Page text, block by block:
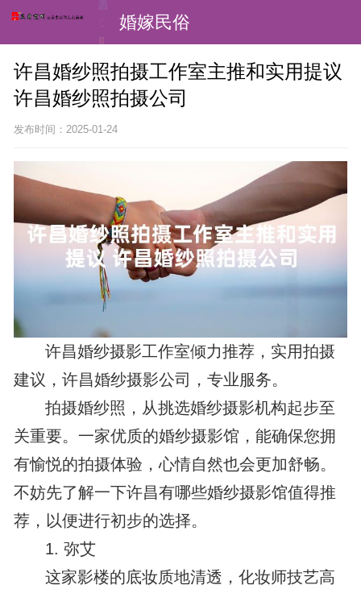
婚嫁民俗
许昌婚纱照拍摄工作室主推和实用提议
许昌婚纱照拍摄公司
发布时间：2025-01-24
许昌婚纱摄影工作室倾力推荐，实用拍摄
建议，许昌婚纱摄影公司，专业服务。
拍摄婚纱照，从挑选婚纱摄影机构起步至
关重要。一家优质的婚纱摄影馆，能确保您拥
有愉悦的拍摄体验，心情自然也会更加舒畅。
不妨先了解一下许昌有哪些婚纱摄影馆值得推
荐，以便进行初步的选择。
1. 弥艾
这家影楼的底妆质地清透，化妆师技艺高